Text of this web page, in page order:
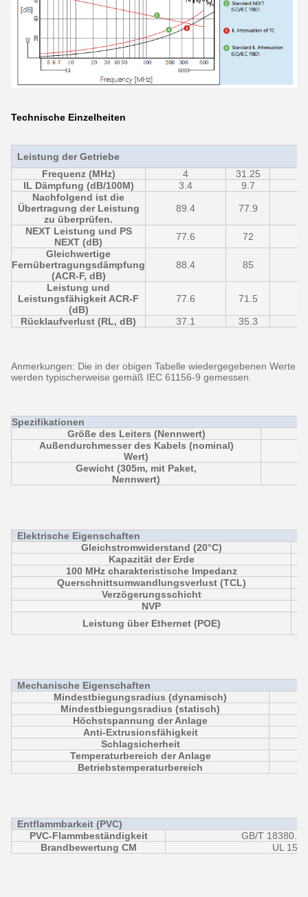
Technische Einzelheiten
Leistung der Getriebe
Frequenz (MHz)
4 31.25
IL Dämpfung (dB/100M)
3.4 9.7
Nachfolgend ist die
Übertragung der Leistung
zu überprüfen.
89.4 77.9
NEXT Leistung und PS
NEXT (dB)
77.6 72
Gleichwertige
Fernübertragungsdämpfung
(ACR-F, dB)
88.4 85
Leistung und
Leistungsfähigkeit ACR-F
(dB)
77.6 71.5
Rücklaufverlust (RL, dB) 37.1 35.3
Anmerkungen: Die in der obigen Tabelle wiedergegebenen Werte
werden typischerweise gemäß IEC 61156-9 gemessen.
Spezifikationen
Größe des Leiters (Nennwert)
Außendurchmesser des Kabels (nominal)
Wert)
Gewicht (305m, mit Paket,
Nennwert)
Elektrische Eigenschaften
Gleichstromwiderstand (20°C)
Kapazität der Erde
100 MHz charakteristische Impedanz
Querschnittsumwandlungsverlust (TCL)
Verzögerungsschicht
NVP
Leistung über Ethernet (POE)
Mechanische Eigenschaften
Mindestbiegungsradius (dynamisch)
Mindestbiegungsradius (statisch)
Höchstspannung der Anlage
Anti-Extrusionsfähigkeit
Schlagsicherheit
Temperaturbereich der Anlage
Betriebstemperaturbereich
Entflammbarkeit (PVC)
PVC-Flammbeständigkeit
GB/T
Brandbewertung CM
UL